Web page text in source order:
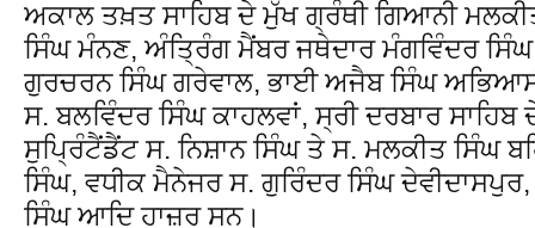
ਅਕਾਲ ਤਖ਼ਤ ਸਾਹਿਬ ਦੇ ਮੁੱਖ ਗ੍ਰੰਥੀ ਗਿਆਨੀ
ਸਿੰਘ ਮੰਨਣ, ਅੰਤ੍ਰਿੰਗ ਮੈਂਬਰ ਜਥੇਦਾਰ ਮੰਗਵਿੰਦਰ
ਗੁਰਚਰਨ ਸਿੰਘ ਗਰੇਵਾਲ, ਭਾਈ ਅਜੈਬ ਸਿੰਘ
ਸ. ਬਲਵਿੰਦਰ ਸਿੰਘ ਕਾਹਲਵਾਂ, ਸ੍ਰੀ ਦਰਬਾਰ
ਸੁਪ੍ਰਿੰਟੈਂਡੈਂਟ ਸ. ਨਿਸ਼ਾਨ ਸਿੰਘ ਤੇ ਸ. ਮਲਕੀਤ ਸਿੰਘ
ਸਿੰਘ, ਵਧੀਕ ਮੈਨੇਜਰ ਸ. ਗੁਰਿੰਦਰ ਸਿੰਘ
ਸਿੰਘ ਆਦਿ ਹਾਜ਼ਰ ਸਨ।